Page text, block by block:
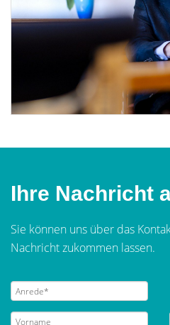
Ihre Nachricht
Sie können uns über das
Nachricht zukommen lassen.